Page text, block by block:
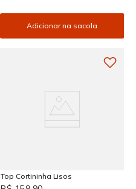
Adicionar na sacola
Top Cortininha Lisos